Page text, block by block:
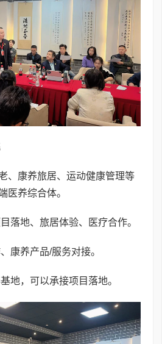
、康养旅居、运动健康管理等
医养综合体。
落地、旅居体验、医疗合作。
康养产品/服务对接。
地，可以承接项目落地。